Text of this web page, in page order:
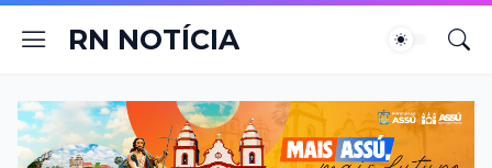
RN NOTÍCIA